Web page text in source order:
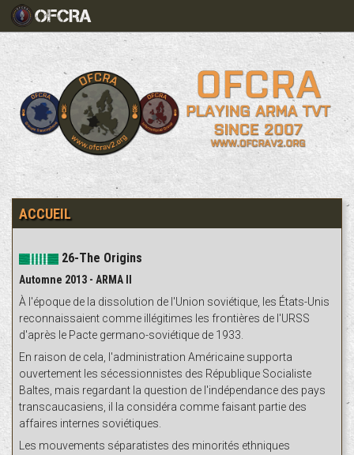
ACCUEIL
26-The Origins
Automne 2013 - ARMA II
À l'époque de la dissolution de l'Union soviétique, les États-Unis
reconnaissaient comme illégitimes les frontières de l'URSS
d'après le Pacte germano-soviétique de 1933.
En raison de cela, l'administration Américaine supporta
ouvertement les sécessionnistes des République Socialiste
Baltes, mais regardant la question de l'indépendance des pays
transcaucasiens, il la considéra comme faisant partie des
affaires internes soviétiques.
Les mouvements séparatistes des minorités ethniques